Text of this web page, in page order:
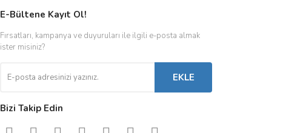
E-Bültene Kayıt Ol!
Fırsatları, kampanya ve duyuruları ile ilgili e-posta almak
ister misiniz?
EKLE
Bizi Takip Edin